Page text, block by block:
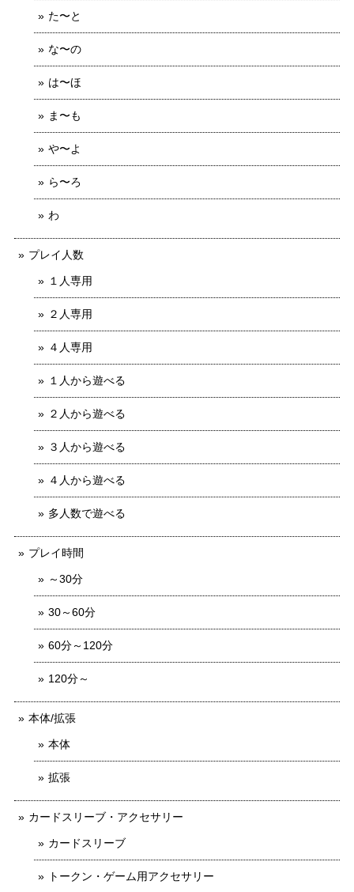
た〜と
な〜の
は〜ほ
ま〜も
や〜よ
ら〜ろ
わ
プレイ人数
１人専用
２人専用
４人専用
１人から遊べる
２人から遊べる
３人から遊べる
４人から遊べる
多人数で遊べる
プレイ時間
～30分
30～60分
60分～120分
120分～
本体/拡張
本体
拡張
カードスリーブ・アクセサリー
カードスリーブ
トークン・ゲーム用アクセサリー